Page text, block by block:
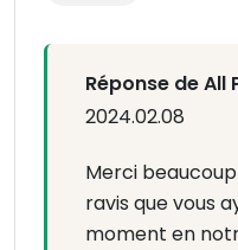
Réponse de
2024.02.08
Merci
ravis que vous
moment en